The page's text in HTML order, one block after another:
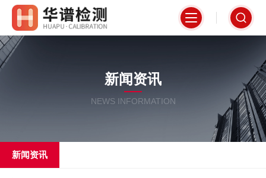
新闻资讯
NEWS INFORMATION
新闻资讯